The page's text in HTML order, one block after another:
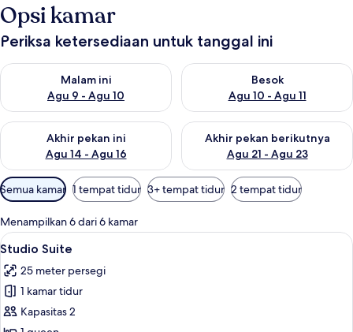
Opsi kamar
Periksa ketersediaan untuk tanggal ini
Malam ini
Agu 9 - Agu 10
Periksa ketersediaan untuk malam ini Agu 9 - Agu 10
Besok
Agu 10 - Agu 11
Periksa ketersediaan untuk
Akhir pekan ini
Agu 14 - Agu 16
Periksa ketersediaan untuk akhir pekan ini Agu 14 - Agu 16
Akhir pekan berikutnya
Agu 21 - Agu 23
Periksa ketersediaan untuk
Filter
tersedia
untuk
kamar
Semua kamar 1 tempat tidur 3+ tempat tidur 2 tempat tidur
Menampilkan 6 dari 6 kamar
Lihat
semua
foto
untuk
Studio
Seprai premium, meja kerja, tirai
5
Studio Suite
25 meter persegi
1 kamar tidur
Kapasitas 2